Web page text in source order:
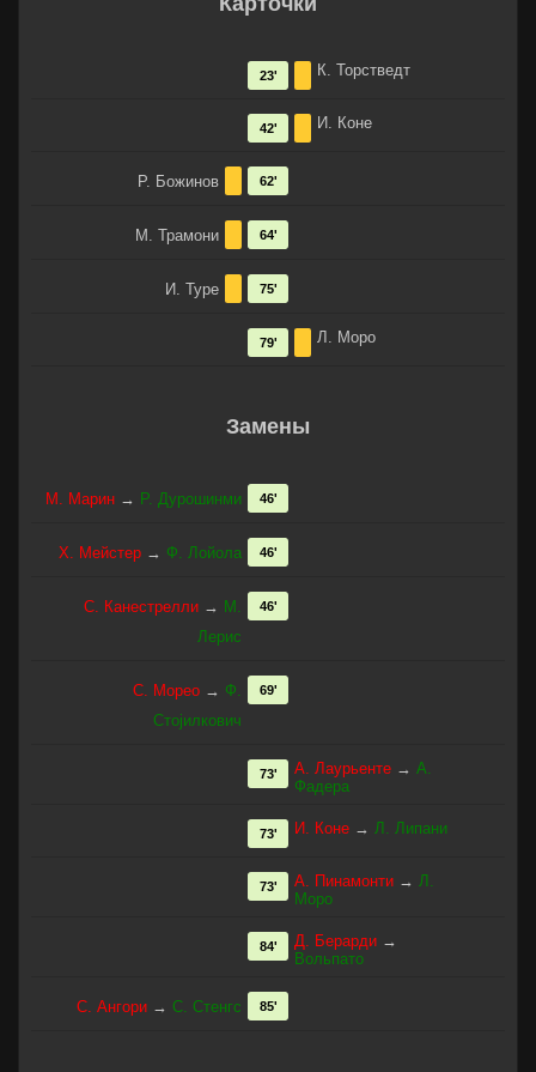
К. Торстведт
23'
И. Коне
42'
Р. Божинов 62'
М. Трамони 64'
И. Туре 75'
Л. Моро
79'
Замены
М. Марин → Р. Дурошинми 46'
Х. Мейстер → Ф. Лойола 46'
С. Канестрелли → М.
Лерис
46'
С. Морео → Ф.
Стојилкович
69'
А. Лаурьенте → А.
Фадера
73'
И. Коне → Л. Липани
73'
А. Пинамонти → Л.
Моро
73'
Д. Берарди →
Вольпато
84'
С. Ангори → С. Стенгс 85'